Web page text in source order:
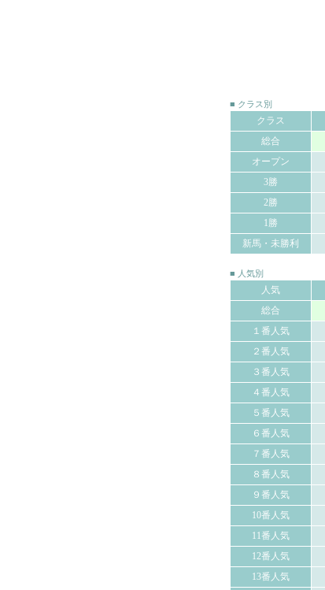
■ クラス別
クラス
総合
オープン
3勝
2勝
1勝
新馬・未勝利
■ 人気別
人気
総合
１番人気
２番人気
３番人気
４番人気
５番人気
６番人気
７番人気
８番人気
９番人気
10番人気
11番人気
12番人気
13番人気